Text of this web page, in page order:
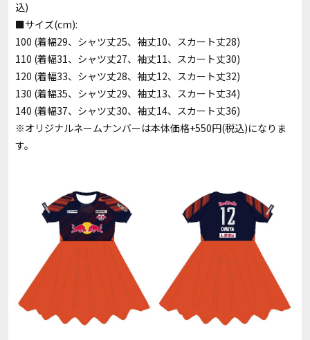
込)
■サイズ(cm):
100 (着幅29、シャツ丈25、袖丈10、スカート丈28)
110 (着幅31、シャツ丈27、袖丈11、スカート丈30)
120 (着幅33、シャツ丈28、袖丈12、スカート丈32)
130 (着幅35、シャツ丈29、袖丈13、スカート丈34)
140 (着幅37、シャツ丈30、袖丈14、スカート丈36)
※オリジナルネームナンバーは本体価格+550円(税込)になりま
す。